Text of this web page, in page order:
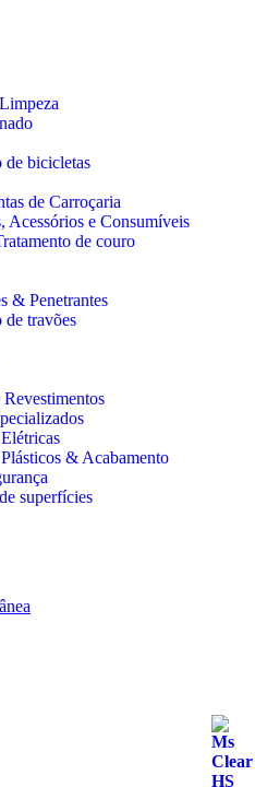
de bicicletas
de Carroçaria
Acessórios e Consumíveis
de couro
& Penetrantes
de travões
& Acabamento
superfícies